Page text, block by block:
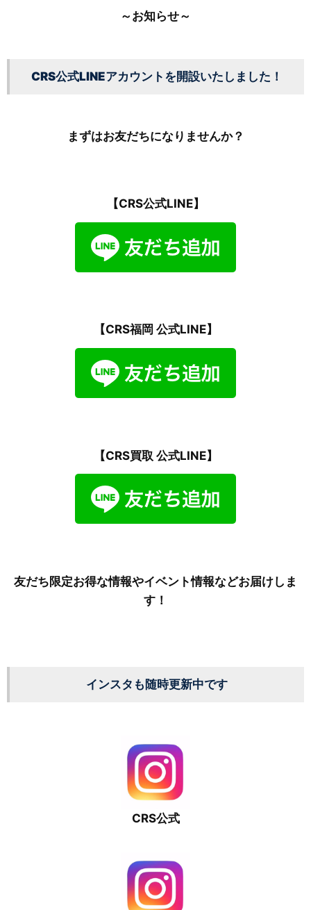
～お知らせ～
CRS公式LINEアカウントを開設いたしました！
まずはお友だちになりませんか？
【CRS公式LINE】
【CRS福岡 公式LINE】
【CRS買取 公式LINE】
友だち限定お得な情報やイベント情報などお届けしま
す！
インスタも随時更新中です
CRS公式